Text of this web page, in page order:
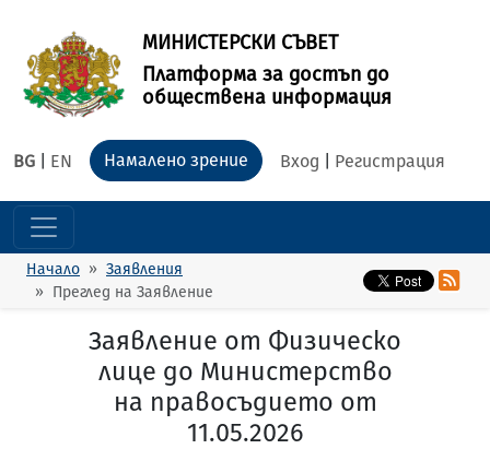
МИНИСТЕРСКИ СЪВЕТ
Платформа за достъп до
обществена информация
BG EN Вход Регистрация
Намалено зрение
Начало
Заявления
Преглед на Заявление
Заявление от Физическо
лице до Министерство
на правосъдието от
11.05.2026